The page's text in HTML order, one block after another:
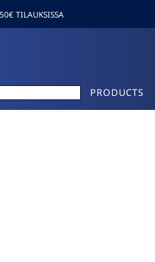
TILAUKSISSA
PRODUCTS